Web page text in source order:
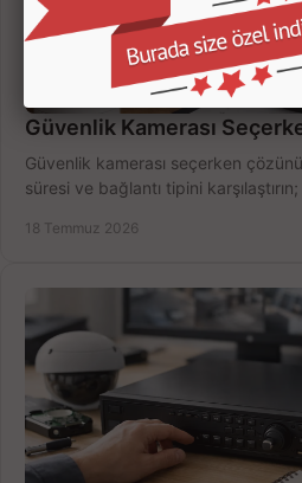
Güvenlik Kamerası
Güvenlik kamerası seçerken
süresi ve bağlantı tipini
18 Temmuz 2026